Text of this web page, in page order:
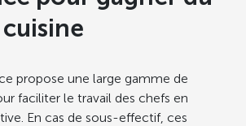
propose une large gamme de
faciliter le travail des chefs en
En cas de sous-effectif, ces